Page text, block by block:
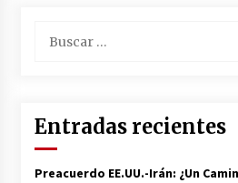
Entradas recientes
Preacuerdo EE.UU.-Irán: ¿Un